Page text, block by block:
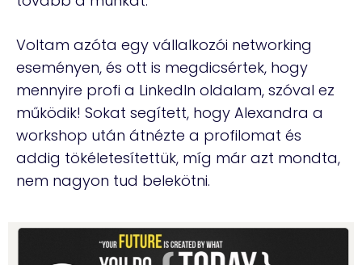
Voltam azóta egy vállalkozói networking
eseményen, és ott is megdicsértek, hogy
mennyire profi a LinkedIn oldalam, szóval ez
működik! Sokat segített, hogy Alexandra a
workshop után átnézte a profilomat és
addig tökéletesítettük, míg már azt mondta,
nem nagyon tud belekötni.